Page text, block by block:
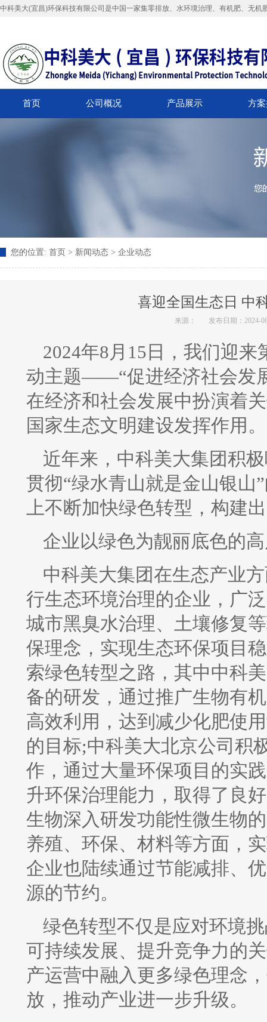
中科美大(宜昌)环保科技有限公司是中国一家集零排放、水环境治理、有机肥、无
首页 公司概况 产品展示 方
您的位置: 首页 > 新闻动态 > 企业动态
喜迎全国生态日 中
来源： 发布日期：2024-
2024年8月15日，我们迎
动主题——“促进经济社会发
在经济和社会发展中扮演着
国家生态文明建设发挥作用。
近年来，中科美大集团积
贯彻“绿水青山就是金山银山
上不断加快绿色转型，构建
企业以绿色为靓丽底色的
中科美大集团在生态产业
行生态环境治理的企业，广
城市黑臭水治理、土壤修复
保理念，实现生态环保项目
索绿色转型之路，其中中科
备的研发，通过推广生物有
高效利用，达到减少化肥使
的目标;中科美大北京公司积
作，通过大量环保项目的实
升环保治理能力，取得了良
生物深入研发功能性微生物
养殖、环保、材料等方面，
企业也陆续通过节能减排、
源的节约。
绿色转型不仅是应对环境
可持续发展、提升竞争力的
产运营中融入更多绿色理念
放，推动产业进一步升级。